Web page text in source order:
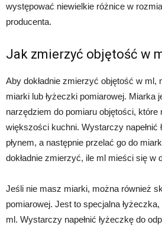
występować niewielkie różnice w
producenta.
Jak zmierzyć objętość w
Aby dokładnie zmierzyć objętość w ml,
miarki lub łyżeczki pomiarowej. Miarka
narzędziem do pomiaru objętości, które
większości kuchni. Wystarczy napełnić
płynem, a następnie przelać go do
dokładnie zmierzyć, ile ml mieści się w
Jeśli nie masz miarki, można również
pomiarowej. Jest to specjalna
ml. Wystarczy napełnić łyżeczkę do